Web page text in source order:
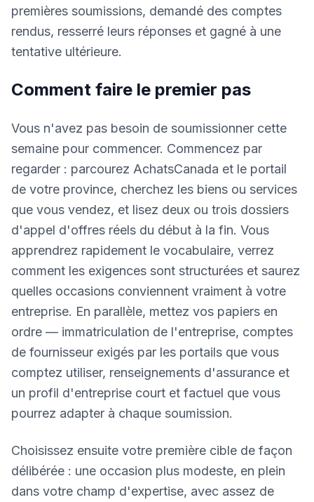
premières soumissions, demandé des comptes
rendus, resserré leurs réponses et gagné à une
tentative ultérieure.
Comment faire le premier pas
Vous n'avez pas besoin de soumissionner cette
semaine pour commencer. Commencez par
regarder : parcourez AchatsCanada et le portail
de votre province, cherchez les biens ou services
que vous vendez, et lisez deux ou trois dossiers
d'appel d'offres réels du début à la fin. Vous
apprendrez rapidement le vocabulaire, verrez
comment les exigences sont structurées et saurez
quelles occasions conviennent vraiment à votre
entreprise. En parallèle, mettez vos papiers en
ordre — immatriculation de l'entreprise, comptes
de fournisseur exigés par les portails que vous
comptez utiliser, renseignements d'assurance et
un profil d'entreprise court et factuel que vous
pourrez adapter à chaque soumission.
Choisissez ensuite votre première cible de façon
délibérée : une occasion plus modeste, en plein
dans votre champ d'expertise, avec assez de